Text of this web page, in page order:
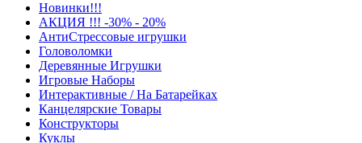
Новинки!!!
АКЦИЯ !!! -30% - 20%
АнтиСтрессовые игрушки
Головоломки
Деревянные Игрушки
Игровые Наборы
Интерактивные / На Батарейках
Канцелярские Товары
Конструкторы
Куклы